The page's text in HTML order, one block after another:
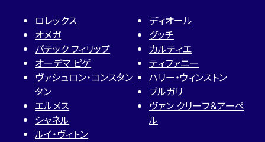
ロレックス
オメガ
パテック フィリップ
オーデマ ピゲ
ヴァシュロン・コンスタン
タン
エルメス
シャネル
ルイ・ヴィトン
ディオール
グッチ
カルティエ
ティファニー
ハリー・ウィンストン
ブルガリ
ヴァン クリーフ＆アーペ
ル